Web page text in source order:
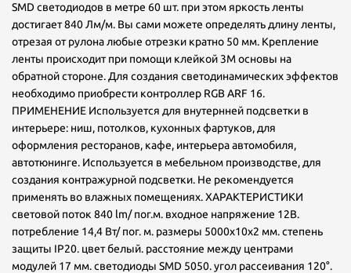
SMD светодиодов в метре 60 шт. при этом яркость ленты
достигает 840 Лм/м. Вы сами можете определять длину ленты,
отрезая от рулона любые отрезки кратно 50 мм. Крепление
ленты происходит при помощи клейкой 3М основы на
обратной стороне. Для создания светодинамических эффектов
необходимо приобрести контроллер RGB ARF 16.
ПРИМЕНЕНИЕ Используется для внутернней подсветки в
интерьере: ниш, потолков, кухонных фартуков, для
оформления ресторанов, кафе, интерьера автомобиля,
автотюнинге. Используется в мебельном производстве, для
создания контражурной подсветки. Не рекомендуется
применять во влажных помещениях. ХАРАКТЕРИСТИКИ
световой поток 840 lm/ пог.м. входное напряжение 12В.
потребление 14,4 Вт/ пог. м. размеры 5000х10х2 мм. степень
защиты IP20. цвет белый. расстояние между центрами
модулей 17 мм. светодиоды SMD 5050. угол рассеивания 120°.